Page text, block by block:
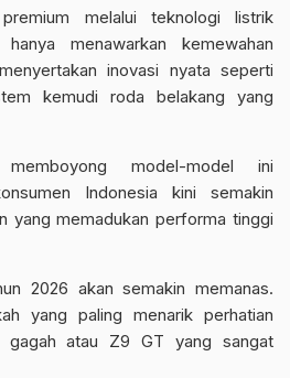
melalui teknologi listrik
menawarkan kemewahan
inovasi nyata seperti
kemudi roda belakang yang
model-model ini
Indonesia kini semakin
yang memadukan performa tinggi
2026 akan semakin memanas.
yang paling menarik perhatian
gagah atau Z9 GT yang sangat